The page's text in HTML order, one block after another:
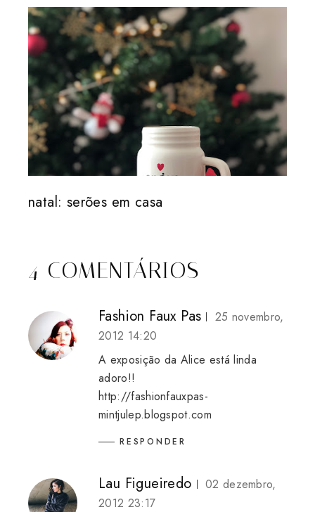
natal: serões em casa
4 COMENTÁRIOS
Fashion Faux Pas
25 novembro,
2012 14:20
A exposição da Alice está linda
adoro!!
http://fashionfauxpas-
mintjulep.blogspot.com
RESPONDER
Lau Figueiredo
02 dezembro,
2012 23:17